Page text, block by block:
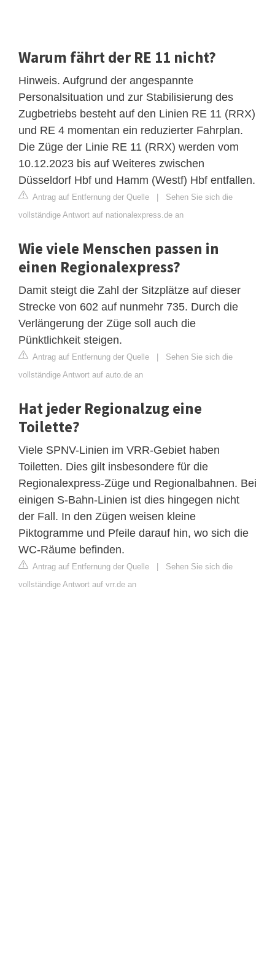
Warum fährt der RE 11 nicht?
Hinweis. Aufgrund der angespannte
Personalsituation und zur Stabilisierung des
Zugbetriebs besteht auf den Linien RE 11 (RRX)
und RE 4 momentan ein reduzierter Fahrplan.
Die Züge der Linie RE 11 (RRX) werden vom
10.12.2023 bis auf Weiteres zwischen
Düsseldorf Hbf und Hamm (Westf) Hbf entfallen.
Antrag auf Entfernung der Quelle | Sehen Sie sich die
vollständige Antwort auf nationalexpress.de an
Wie viele Menschen passen in
einen Regionalexpress?
Damit steigt die Zahl der Sitzplätze auf dieser
Strecke von 602 auf nunmehr 735. Durch die
Verlängerung der Züge soll auch die
Pünktlichkeit steigen.
Antrag auf Entfernung der Quelle | Sehen Sie sich die
vollständige Antwort auf auto.de an
Hat jeder Regionalzug eine
Toilette?
Viele SPNV-Linien im VRR-Gebiet haben
Toiletten. Dies gilt insbesondere für die
Regionalexpress-Züge und Regionalbahnen. Bei
einigen S-Bahn-Linien ist dies hingegen nicht
der Fall. In den Zügen weisen kleine
Piktogramme und Pfeile darauf hin, wo sich die
WC-Räume befinden.
Antrag auf Entfernung der Quelle | Sehen Sie sich die
vollständige Antwort auf vrr.de an